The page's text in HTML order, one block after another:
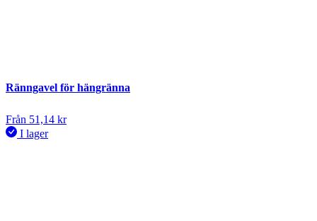
Ränngavel för hängränna
Från 51,14 kr
I lager